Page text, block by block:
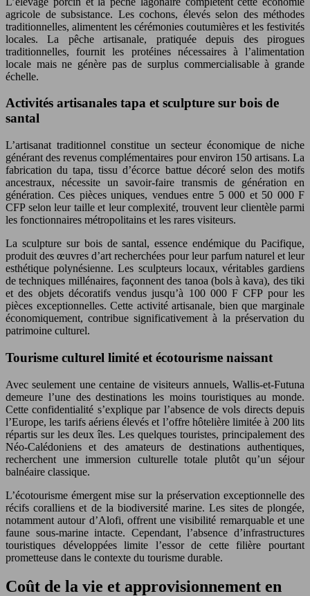
agricole de subsistance. Les cochons, élevés selon des méthodes
traditionnelles, alimentent les cérémonies coutumières et les festivités
locales. La pêche artisanale, pratiquée depuis des pirogues
traditionnelles, fournit les protéines nécessaires à l’alimentation
locale mais ne génère pas de surplus commercialisable à grande
échelle.
Activités artisanales tapa et sculpture sur bois de
santal
L’artisanat traditionnel constitue un secteur économique de niche
générant des revenus complémentaires pour environ 150 artisans. La
fabrication du tapa, tissu d’écorce battue décoré selon des motifs
ancestraux, nécessite un savoir-faire transmis de génération en
génération. Ces pièces uniques, vendues entre 5 000 et 50 000 F
CFP selon leur taille et leur complexité, trouvent leur clientèle parmi
les fonctionnaires métropolitains et les rares visiteurs.
La sculpture sur bois de santal, essence endémique du Pacifique,
produit des œuvres d’art recherchées pour leur parfum naturel et leur
esthétique polynésienne. Les sculpteurs locaux, véritables gardiens
de techniques millénaires, façonnent des tanoa (bols à kava), des tiki
et des objets décoratifs vendus jusqu’à 100 000 F CFP pour les
pièces exceptionnelles. Cette activité artisanale, bien que marginale
économiquement, contribue significativement à la préservation du
patrimoine culturel.
Tourisme culturel limité et écotourisme naissant
Avec seulement une centaine de visiteurs annuels, Wallis-et-Futuna
demeure l’une des destinations les moins touristiques au monde.
Cette confidentialité s’explique par l’absence de vols directs depuis
l’Europe, les tarifs aériens élevés et l’offre hôtelière limitée à 200 lits
répartis sur les deux îles. Les quelques touristes, principalement des
Néo-Calédoniens et des amateurs de destinations authentiques,
recherchent une immersion culturelle totale plutôt qu’un séjour
balnéaire classique.
L’écotourisme émergent mise sur la préservation exceptionnelle des
récifs coralliens et de la biodiversité marine. Les sites de plongée,
notamment autour d’Alofi, offrent une visibilité remarquable et une
faune sous-marine intacte. Cependant, l’absence d’infrastructures
touristiques développées limite l’essor de cette filière pourtant
prometteuse dans le contexte du tourisme durable.
Coût de la vie et approvisionnement en